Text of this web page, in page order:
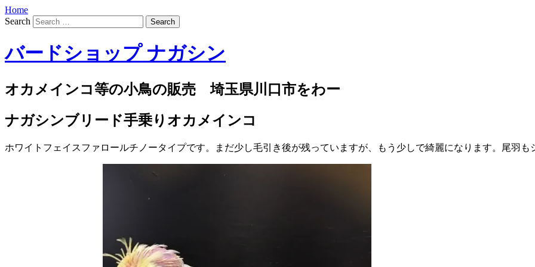
Home
Search
バードショップ ナガシン
オカメインコ等の小鳥の販売 埼玉県川口市をわー
ナガシンブリード手乗りオカメインコ
ホワイトフェイスファロールチノータイプです。まだ少し毛引き後が残っていますが、もう少しで綺麗になります。尾羽も